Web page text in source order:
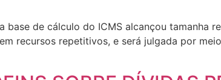
de cálculo do ICMS alcançou tamanha
recursos repetitivos, e será julgada por